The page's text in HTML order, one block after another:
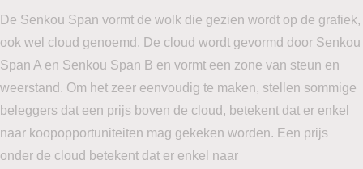
De Senkou Span vormt de wolk die gezien wordt op de grafiek,
ook wel cloud genoemd. De cloud wordt gevormd door Senkou
Span A en Senkou Span B en vormt een zone van steun en
weerstand. Om het zeer eenvoudig te maken, stellen sommige
beleggers dat een prijs boven de cloud, betekent dat er enkel
naar koopopportuniteiten mag gekeken worden. Een prijs
onder de cloud betekent dat er enkel naar